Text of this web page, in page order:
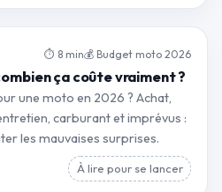
⏱ 8 min💰 Budget moto 2026
ça coûte vraiment ?
une moto en 2026 ? Achat,
carburant et imprévus :
les mauvaises surprises.
À lire pour se lancer